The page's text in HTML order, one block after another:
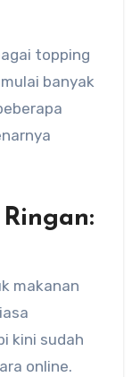
topping
banyak
makanan
kini sudah
online.